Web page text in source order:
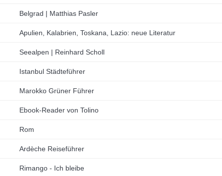
Belgrad | Matthias Pasler
Apulien, Kalabrien, Toskana, Lazio: neue Literatur
Seealpen | Reinhard Scholl
Istanbul Städteführer
Marokko Grüner Führer
Ebook-Reader von Tolino
Rom
Ardèche Reiseführer
Rimango - Ich bleibe